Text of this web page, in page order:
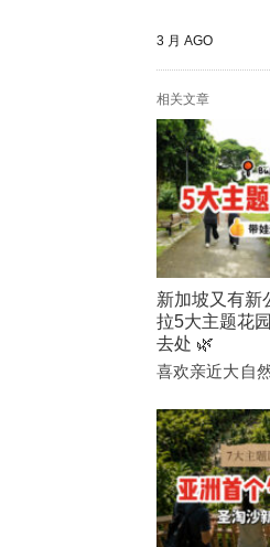
3 月 AGO
相关文章
新加坡又有新
拉5大主题花
去处 🌿
喜欢亲近大自